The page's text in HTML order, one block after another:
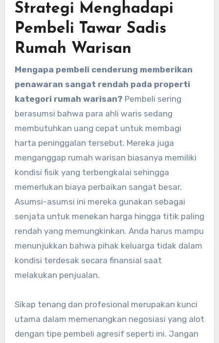
Strategi Menghadapi
Pembeli Tawar Sadis
Rumah Warisan
Mengapa pembeli cenderung memberikan
penawaran sangat rendah pada properti
kategori rumah warisan? Pembeli sering
berasumsi bahwa para ahli waris sedang
membutuhkan uang cepat untuk membagi
harta peninggalan tersebut. Mereka juga
menganggap rumah warisan biasanya memiliki
kondisi fisik yang terbengkalai sehingga
memerlukan biaya perbaikan sangat besar.
Asumsi-asumsi ini mereka gunakan sebagai
senjata untuk menekan harga hingga titik paling
rendah yang memungkinkan. Anda harus mampu
menunjukkan bahwa pihak keluarga tidak dalam
kondisi terdesak secara finansial saat
melakukan penjualan.
Sikap tenang dan profesional merupakan kunci
utama dalam memenangkan negosiasi yang alot
dengan tipe pembeli agresif seperti ini. Jangan